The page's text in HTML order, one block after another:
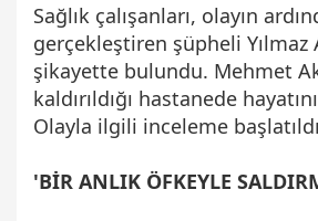
Sağlık çalışanları, olayın
gerçekleştiren şüpheli Yılmaz
şikayette bulundu. Mehmet
kaldırıldığı hastanede
Olayla ilgili inceleme
'BİR ANLIK ÖFKEYLE